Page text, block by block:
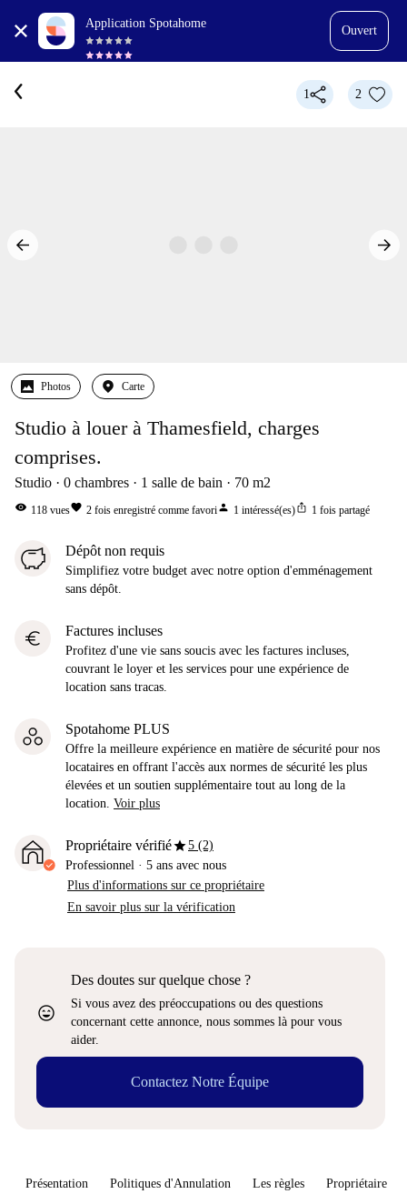
Application Spotahome
Ouvert
1 2
Photos Carte
Studio à louer à Thamesfield, charges
comprises.
Studio 0 chambres 1 salle de bain 70 m2
visibility 118 vuesfavorite 2 fois enregistré comme favoriperson 1 intéressé(es)ios_share 1 fois partagé
Dépôt non requis
Simplifiez votre budget avec notre option d'emménagement
sans dépôt.
euro Factures incluses
Profitez d'une vie sans soucis avec les factures incluses,
couvrant le loyer et les services pour une expérience de
location sans tracas.
Spotahome PLUS
Offre la meilleure expérience en matière de sécurité pour nos
locataires en offrant l'accès aux normes de sécurité les plus
élevées et un soutien supplémentaire tout au long de la
location. Voir plus
Propriétaire vérifiéstar5 (2)
Professionnel · 5 ans avec nous
Plus d'informations sur ce propriétaire
En savoir plus sur la vérification
sentiment_very_satisfied
Des doutes sur quelque chose ?
Si vous avez des préoccupations ou des questions
concernant cette annonce, nous sommes là pour vous
aider.
Contactez Notre Équipe
Présentation Politiques d'Annulation Les règles Propriétaire